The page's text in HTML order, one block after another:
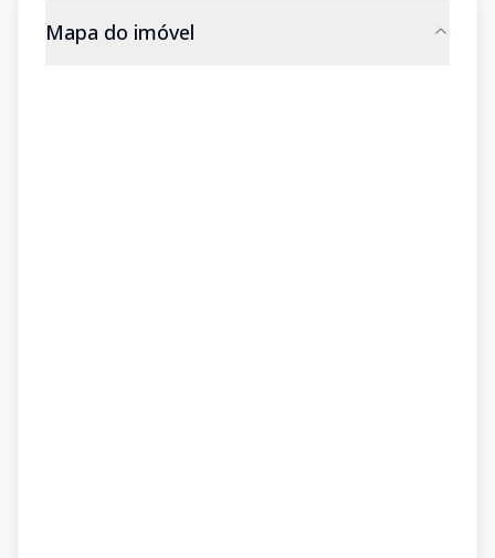
Mapa do imóvel